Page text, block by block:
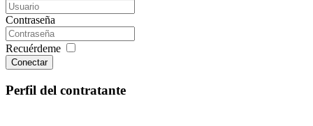
Contraseña
Recuérdeme
Conectar
Perfil del contratante